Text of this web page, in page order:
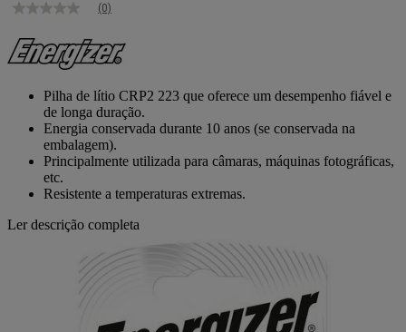
Sem
de
classificação
mesma
página.
(0)
Pilha de lítio CRP2 223 que oferece um desempenho fiável e
de longa duração.
Energia conservada durante 10 anos (se conservada na
embalagem).
Principalmente utilizada para câmaras, máquinas fotográficas,
etc.
Resistente a temperaturas extremas.
Ler descrição completa